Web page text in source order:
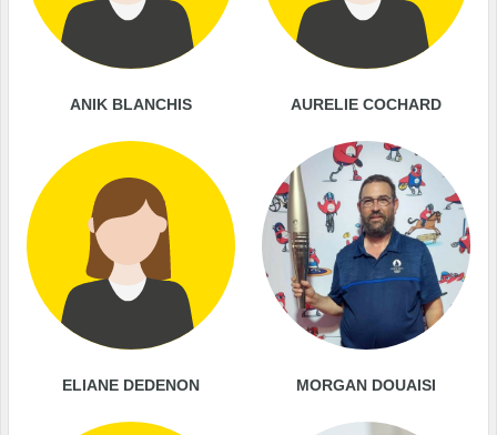
ANIK BLANCHIS AURELIE COCHARD
ELIANE DEDENON MORGAN DOUAISI